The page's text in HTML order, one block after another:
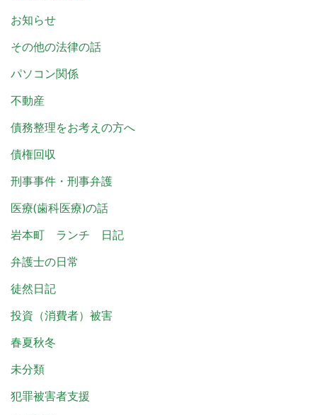
お知らせ
その他の法律の話
パソコン関係
不動産
債務整理をお考えの方へ
債権回収
刑事事件・刑事弁護
医療(歯科医療)の話
岩本町 ランチ 日記
弁護士の日常
徒然日記
投資（消費者）被害
春夏秋冬
未分類
犯罪被害者支援